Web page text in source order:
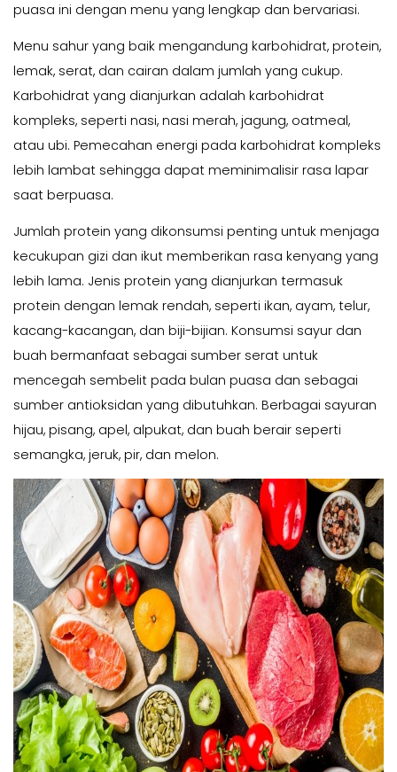
puasa ini dengan menu yang lengkap dan bervariasi.
Menu sahur yang baik mengandung karbohidrat, protein,
lemak, serat, dan cairan dalam jumlah yang cukup.
Karbohidrat yang dianjurkan adalah karbohidrat
kompleks, seperti nasi, nasi merah, jagung, oatmeal,
atau ubi. Pemecahan energi pada karbohidrat kompleks
lebih lambat sehingga dapat meminimalisir rasa lapar
saat berpuasa.
Jumlah protein yang dikonsumsi penting untuk menjaga
kecukupan gizi dan ikut memberikan rasa kenyang yang
lebih lama. Jenis protein yang dianjurkan termasuk
protein dengan lemak rendah, seperti ikan, ayam, telur,
kacang-kacangan, dan biji-bijian. Konsumsi sayur dan
buah bermanfaat sebagai sumber serat untuk
mencegah sembelit pada bulan puasa dan sebagai
sumber antioksidan yang dibutuhkan. Berbagai sayuran
hijau, pisang, apel, alpukat, dan buah berair seperti
semangka, jeruk, pir, dan melon.